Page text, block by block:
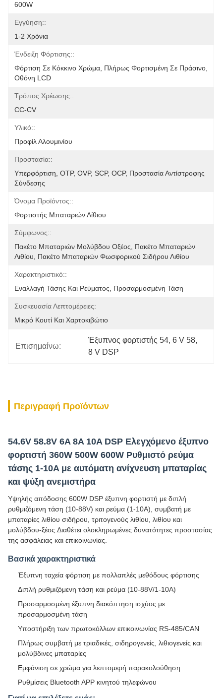
600W
Εγγύηση::
1-2 Χρόνια
Ένδειξη Φόρτισης::
Φόρτιση Σε Κόκκινο Χρώμα, Πλήρως Φορτισμένη Σε Πράσινο,
Οθόνη LCD
Τρόπος Χρέωσης::
CC-CV
Υλικό::
Προφίλ Αλουμινίου
Προστασία::
Υπερφόρτιση, OTP, OVP, SCP, OCP, Προστασία Αντίστροφης
Σύνδεσης
Όνομα Προϊόντος::
Φορτιστής Μπαταριών Λίθιου
Σύμφωνος::
Πακέτο Μπαταριών Μολύβδου Οξέος, Πακέτο Μπαταριών
Λιθίου, Πακέτο Μπαταριών Φωσφορικού Σιδήρου Λιθίου
Χαρακτηριστικό::
Εναλλαγή Τάσης Και Ρεύματος, Προσαρμοσμένη Τάση
Συσκευασία Λεπτομέρειες:
Μικρό Κουτί Και Χαρτοκιβώτιο
Επισημαίνω:
Έξυπνος φορτιστής 54, 6 V 58,
8 V DSP
Περιγραφή Προϊόντων
54.6V 58.8V 6A 8A 10A DSP Ελεγχόμενο έξυπνο
φορτιστή 360W 500W 600W Ρυθμιστό ρεύμα
τάσης 1-10A με αυτόματη ανίχνευση μπαταρίας
και ψύξη ανεμιστήρα
Υψηλής απόδοσης 600W DSP έξυπνη φορτιστή με διπλή
ρυθμιζόμενη τάση (10-88V) και ρεύμα (1-10A), συμβατή με
μπαταρίες λιθίου σιδήρου, τριτογενούς λιθίου, λιθίου και
μολύβδου-ξέος.Διαθέτει ολοκληρωμένες δυνατότητες προστασίας
της ασφάλειας και επικοινωνίας.
Βασικά χαρακτηριστικά
Έξυπνη ταχεία φόρτιση με πολλαπλές μεθόδους φόρτισης
Διπλή ρυθμιζόμενη τάση και ρεύμα (10-88V/1-10A)
Προσαρμοσμένη έξυπνη διακόπτηση ισχύος με
προσαρμοσμένη τάση
Υποστήριξη των πρωτοκόλλων επικοινωνίας RS-485/CAN
Πλήρως συμβατή με τριαδικές, σιδηρογενείς, λιθιογενείς και
μολύβδινες μπαταρίες
Εμφάνιση σε χρώμα για λεπτομερή παρακολούθηση
Ρυθμίσεις Bluetooth APP κινητού τηλεφώνου